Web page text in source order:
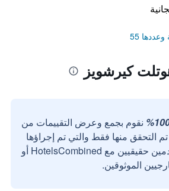
55
كيرشويز
نقوم بجمع وعرض التقييمات من
التحقق منها فقط والتي تم إجراؤها
بواسطة مستخدمين حقيقيين مع HotelsCombined أو
الموثوقين.